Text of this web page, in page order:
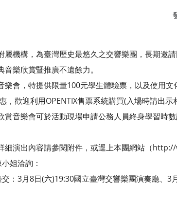
機構，為臺灣歷史最悠久之交響樂團，長期邀
欣賞暨推廣不遺餘力。
會，特提供限量100元學生體驗票，以及使用
迎利用OPENTIX售票系統購買(入場時請出示
樂會可於活動現場申請公務人員終身學習時數
細演出內容請參閱附件，或逕上本團網站（
姐洽詢：
3月8日(六)19:30國立臺灣交響樂團演奏廳、3